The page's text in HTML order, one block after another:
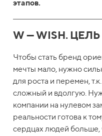
этапов.
W — WISH. ЦЕЛЬ
Чтобы стать бренд
мечты мало, нужно
для роста и перемен,
сложный и вдолгую.
компании на нулевом
реальности готова к
сердцах людей больше,